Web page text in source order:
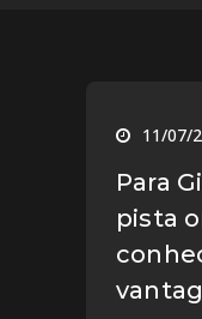
11/07/
Para
pista